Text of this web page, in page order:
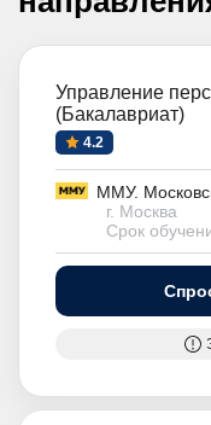
Управление
(Бакалавриат)
4.2
ММУ.
г. Москва
Срок